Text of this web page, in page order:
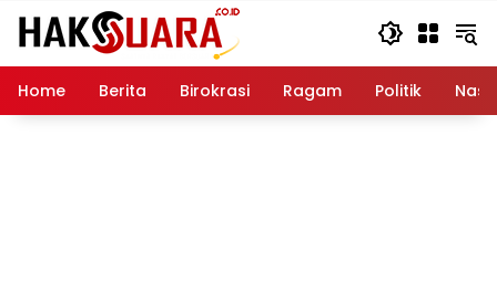
Home Berita Birokrasi Ragam Politik